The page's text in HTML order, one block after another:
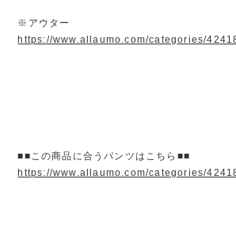
※アウター
https://www.allaumo.com/categories/
■■この商品に合うパンツはこちら■■
https://www.allaumo.com/categories/